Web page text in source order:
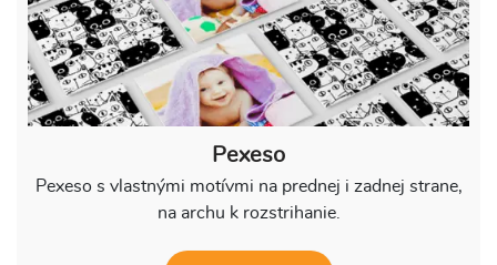
Pexeso
Pexeso s vlastnými motívmi na prednej i zadnej strane,
na archu k rozstrihanie.